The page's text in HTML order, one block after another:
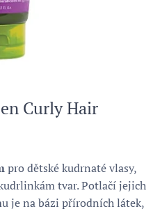
Curly Hair
pro dětské kudrnaté vlasy,
tvar. Potlačí jejich
je na bázi přírodních látek,